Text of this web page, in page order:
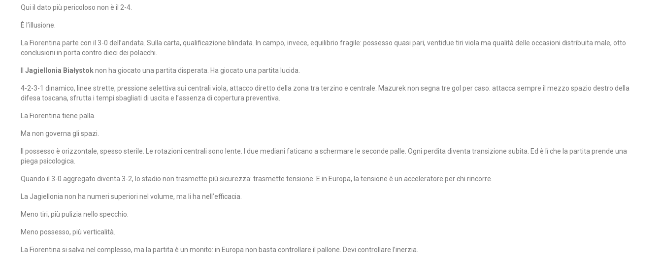
Qui il dato più pericoloso non è il 2-4.
È l’illusione.
La Fiorentina parte con il 3-0 dell’andata. Sulla carta, qualificazione blindata. In campo, invece, equilibrio fragile: possesso quasi pari, ventidue tiri viola ma qualità delle occasioni distribuita male, otto
conclusioni in porta contro dieci dei polacchi.
Jagiellonia Białystoknon ha giocato una partita disperata. Ha giocato una partita lucida.
4-2-3-1 dinamico, linee strette, pressione selettiva sui centrali viola, attacco diretto della zona tra terzino e centrale. Mazurek non segna tre gol per caso: attacca sempre il mezzo spazio destro della
difesa toscana, sfrutta i tempi sbagliati di uscita e l’assenza di copertura preventiva.
La Fiorentina tiene palla.
Ma non governa gli spazi.
Il possesso è orizzontale, spesso sterile. Le rotazioni centrali sono lente. I due mediani faticano a schermare le seconde palle. Ogni perdita diventa transizione subita. Ed è lì che la partita prende una
piega psicologica.
Quando il 3-0 aggregato diventa 3-2, lo stadio non trasmette più sicurezza: trasmette tensione. E in Europa, la tensione è un acceleratore per chi rincorre.
La Jagiellonia non ha numeri superiori nel volume, ma li ha nell’efficacia.
Meno tiri, più pulizia nello specchio.
Meno possesso, più verticalità.
La Fiorentina si salva nel complesso, ma la partita è un monito: in Europa non basta controllare il pallone. Devi controllare l’inerzia.